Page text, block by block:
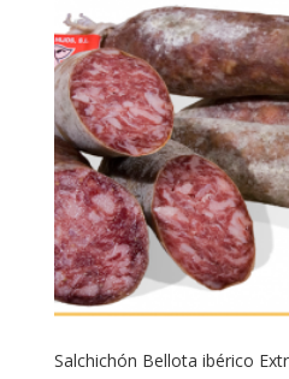
Salchichón Bellota ibérico